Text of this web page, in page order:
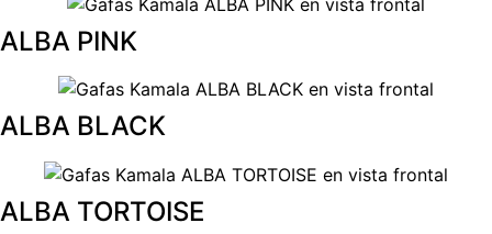
ALBA PINK
ALBA BLACK
ALBA TORTOISE